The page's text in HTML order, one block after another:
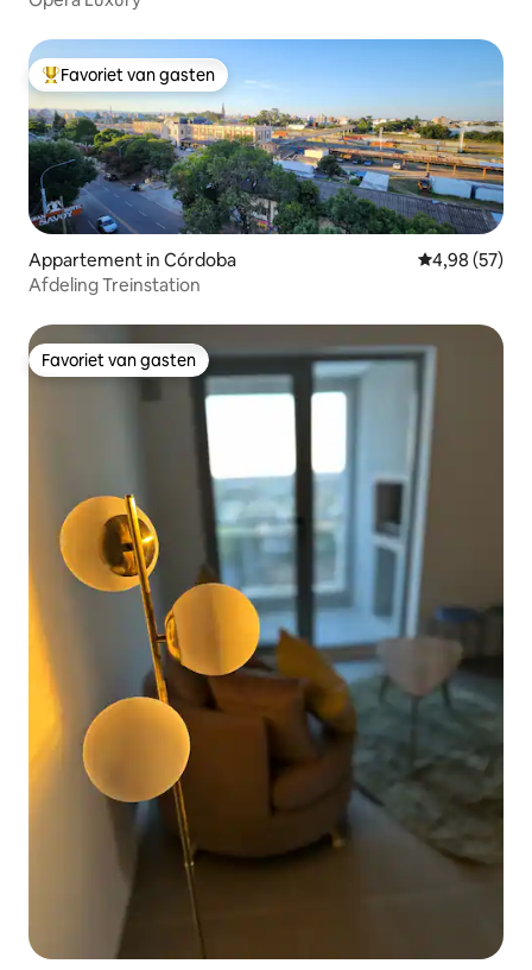
Topfavoriet van gasten
Favoriet van gasten
Appartement in Córdoba Gemiddelde
4,98 (57)
Afdeling Treinstation
Favoriet van gasten
Favoriet van gasten